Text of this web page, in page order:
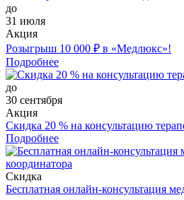
до
31 июля
Акция
Розыгрыш 10 000 ₽ в «Медлюкс»!
Подробнее
до
30 сентября
Акция
Скидка 20 % на консультацию
Подробнее
Скидка
Бесплатная онлайн-консультация